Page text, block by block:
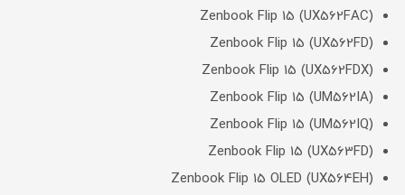
Zenbook Flip 15 (UX562FAC)
Zenbook Flip 15 (UX562FD)
Zenbook Flip 15 (UX562FDX)
Zenbook Flip 15 (UM562IA)
Zenbook Flip 15 (UM562IQ)
Zenbook Flip 15 (UX563FD)
Zenbook Flip 15 OLED (UX564EH)